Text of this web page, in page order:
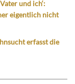
und ich‘:
eigentlich nicht
erfasst die